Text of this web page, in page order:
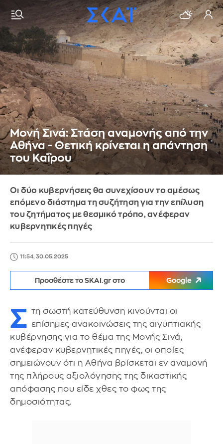
Μονή Σινά: Στάση αναμονής από την
Αθήνα - Θετική κρίνεται η απάντηση
του Καΐρου
Oι δύο κυβερνήσεις θα συνεχίσουν το αμέσως
επόμενο διάστημα τη συζήτηση για την επίλυση
του ζητήματος με θεσμικό τρόπο, ανέφεραν
κυβερνητικές πηγές
11:54, 30.05.2025
Προσθέστε το SKAI.gr στο Google
Σ τη σωστή κατεύθυνση κινούνται οι
επίσημες ανακοινώσεις της αιγυπτιακής
κυβέρνησης για το θέμα της Μονής Σινά,
ανέφεραν κυβερνητικές πηγές, οι οποίες
σημειώνουν ότι η Αθήνα βρίσκεται εν αναμονή
της πλήρους αξιολόγησης της δικαστικής
απόφασης που είδε χθες το φως της
δημοσιότητας.